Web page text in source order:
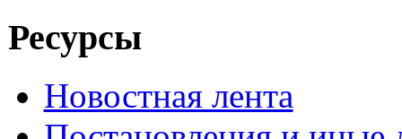
Ресурсы
Новостная лента